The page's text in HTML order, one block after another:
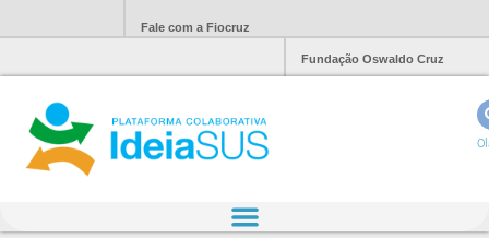
Fale com a Fiocruz
Fundação Oswaldo Cruz